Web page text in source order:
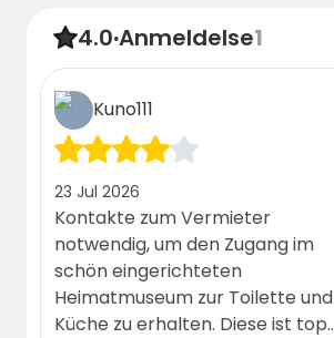
4.0·Anmeldelse1
Kuno111
23 Jul 2026
Kontakte zum Vermieter
notwendig, um den Zugang im
schön eingerichteten
Heimatmuseum zur Toilette und
Küche zu erhalten. Diese ist top